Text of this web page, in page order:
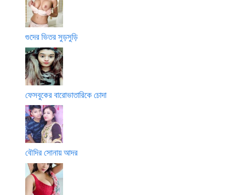
গুদের ভিতর সুড়সুড়ি
ফেসবুকের বারোভাতারিকে চোদা
বৌদির সোনায় আদর